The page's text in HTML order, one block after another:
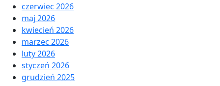
czerwiec 2026
maj 2026
kwiecień 2026
marzec 2026
luty 2026
styczeń 2026
grudzień 2025